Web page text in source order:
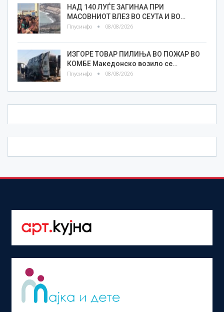
НАД 140 ЛУЃЕ ЗАГИНАА ПРИ
МАСОВНИОТ ВЛЕЗ ВО СЕУТА И ВО…
Плусинфо 08/08/2026
ИЗГОРЕ ТОВАР ПИЛИЊА ВО ПОЖАР ВО
КОМБЕ Македонско возило се…
Плусинфо 08/08/2026